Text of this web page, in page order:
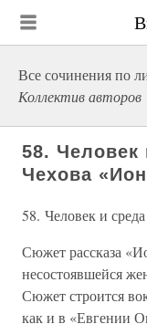
Все сочинения по
Коллектив авторов
58. Человек
Чехова
58. Человек и
Сюжет рассказа
несостоявшейся
Сюжет строится
как и в «Евгении